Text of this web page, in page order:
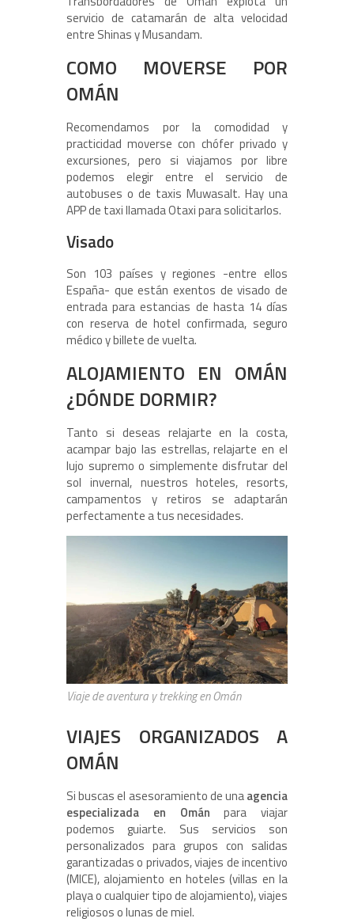
servicio de catamarán de alta velocidad
entre Shinas y Musandam.
COMO MOVERSE POR
OMÁN
Recomendamos por la comodidad y
practicidad moverse con chófer privado y
excursiones, pero si viajamos por libre
podemos elegir entre el servicio de
autobuses o de taxis Muwasalt. Hay una
APP de taxi llamada Otaxi para solicitarlos.
Visado
Son 103 países y regiones -entre ellos
España- que están exentos de visado de
entrada para estancias de hasta 14 días
con reserva de hotel confirmada, seguro
médico y billete de vuelta.
ALOJAMIENTO EN OMÁN
¿DÓNDE DORMIR?
Tanto si deseas relajarte en la costa,
acampar bajo las estrellas, relajarte en el
lujo supremo o simplemente disfrutar del
sol invernal, nuestros hoteles, resorts,
campamentos y retiros se adaptarán
perfectamente a tus necesidades.
Viaje de aventura y trekking en Omán
VIAJES ORGANIZADOS A
OMÁN
Si buscas el asesoramiento de unaagencia
especializada en Omán para viajar
podemos guiarte. Sus servicios son
personalizados para grupos con salidas
garantizadas o privados, viajes de incentivo
(MICE), alojamiento en hoteles (villas en la
playa o cualquier tipo de alojamiento), viajes
religiosos o lunas de miel.